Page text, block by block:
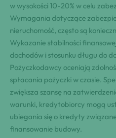
w wysokości 10-20% w celu
Wymagania dotyczące
nieruchomość, często są
Wykazanie stabilności
dochodów i stosunku długu do
Pożyczkodawcy oceniają
spłacania pożyczki w czasie.
zwiększa szansę na
warunki, kredytobiorcy mogą
ubiegania się o kredyty
finansowanie budowy.